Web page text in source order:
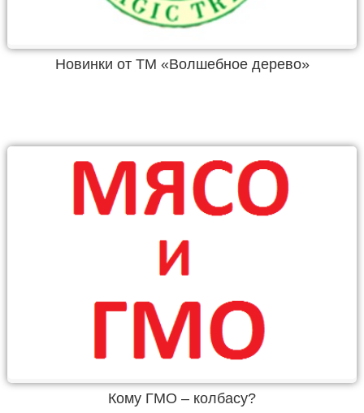
Новинки от ТМ «Волшебное дерево»
Кому ГМО – колбасу?